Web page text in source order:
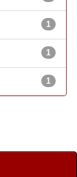
1
1
1